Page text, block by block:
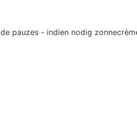
pauzes - indien nodig